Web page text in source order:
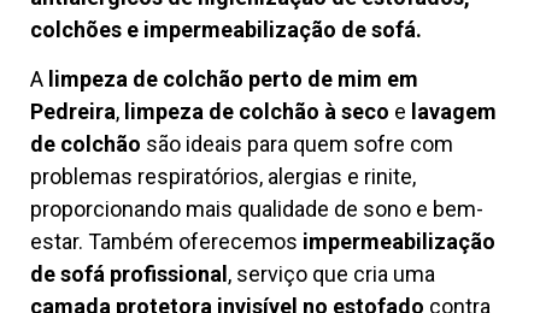
colchões e impermeabilização de sofá.
A limpeza de colchão perto de mim em
Pedreira, limpeza de colchão à seco e lavagem
de colchão são ideais para quem sofre com
problemas respiratórios, alergias e rinite,
proporcionando mais qualidade de sono e bem-
estar. Também oferecemos impermeabilização
de sofá profissional , serviço que cria uma
camada protetora invisível no estofado contra